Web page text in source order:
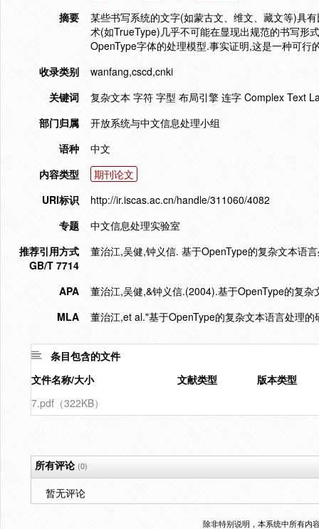
摘要
某些书写系统的文字(如蒙古文、维文、藏文等)具
术(如TrueType)几乎不可能在显现出规范的书写形
OpenType字体的处理模型.事实证明,这是一种可行
收录类别
wanfang,cscd,cnki
关键词
复杂文本 字符 字型 布局引擎 连字 Complex Text
部门归属
开放系统与中文信息处理小组
语种
中文
内容类型
期刊论文
URI标识
http://ir.iscas.ac.cn/handle/311060/4082
专题
中文信息处理实验室
推荐引用方式
GB/T 7714
董治江,吴健,钟义信. 基于OpenType的复杂文本语
APA
董治江,吴健,&钟义信.(2004).基于OpenType的复杂
MLA
董治江,et al."基于OpenType的复杂文本语言处理的
条目包含的文件
文件名称/大小
文献类型
版本类型
7.pdf（322KB）
所有评论(0)
暂无评论
除非特别说明，本系统中所有内